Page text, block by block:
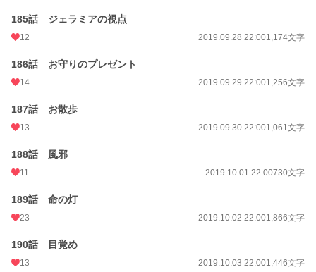
185話 ジェラミアの視点
12 2019.09.28 22:001,174文字
186話 お守りのプレゼント
14 2019.09.29 22:001,256文字
187話 お散歩
13 2019.09.30 22:001,061文字
188話 風邪
11 2019.10.01 22:00730文字
189話 命の灯
23 2019.10.02 22:001,866文字
190話 目覚め
13 2019.10.03 22:001,446文字